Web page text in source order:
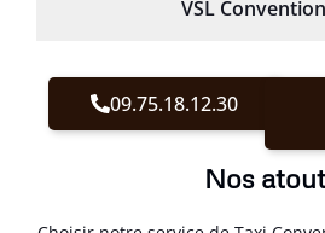
VSL
09.75.18.12.30
Nos